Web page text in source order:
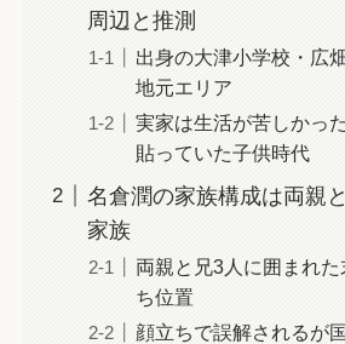
周辺と推測
出身の大津小学校・広
地元エリア
実家は生活が苦しかっ
貼っていた子供時代
名倉潤の家族構成は両親
家族
両親と兄3人に囲まれ
ち位置
顔立ちで誤解されるが